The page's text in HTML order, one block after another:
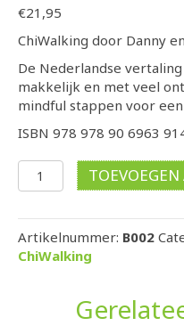
€21,95
ChiWalking door Danny
De Nederlandse
makkelijk en met veel
mindful stappen voor
ISBN 978 978 90 6963
ChiWalking
boek
Artikelnummer: B002
ChiWalking